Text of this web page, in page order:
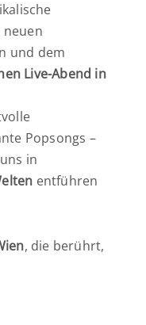
und dem
Live-Abend in
Popsongs –
in
entführen
, die berührt,